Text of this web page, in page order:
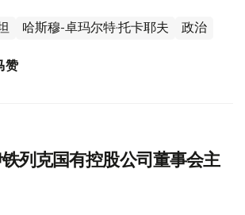
哈斯穆-卓玛尔特·托卡耶夫 政治
赞
列克国有控股公司董事会主